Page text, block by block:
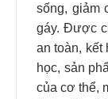
sống, giảm
gáy. Được
an toàn, kết
học, sản
của cơ thể,